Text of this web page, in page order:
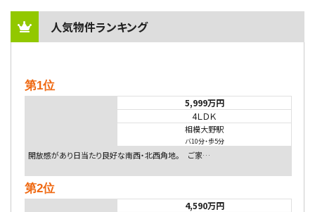
人気物件ランキング
第1位
5,999万円
4ＬＤＫ
相模大野駅
バ10分・歩5分
開放感があり日当たり良好な南西・北西角地。 ご家…
第2位
4,590万円